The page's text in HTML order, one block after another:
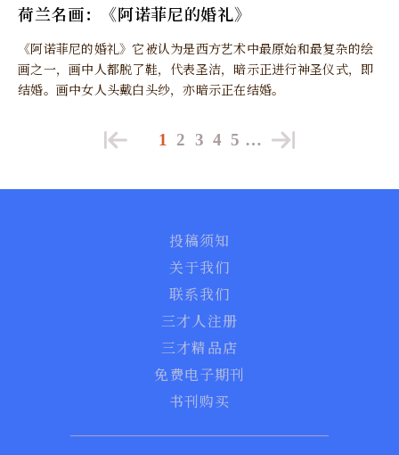
荷兰名画：《阿诺菲尼的婚礼》
《阿诺菲尼的婚礼》它被认为是西方艺术中最原始和最复杂的绘
画之一，画中人都脱了鞋，代表圣洁，暗示正进行神圣仪式，即
结婚。画中女人头戴白头纱，亦暗示正在结婚。
1 2 3 4 5 …
投稿须知
关于我们
联系我们
三才人注册
三才精品店
免费电子期刊
书刊购买